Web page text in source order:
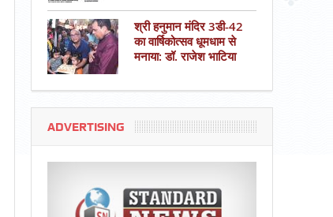
श्री हनुमान मंदिर 3डी-42
का वार्षिकोत्सव धूमधाम से
मनाया: डॉ. राजेश भाटिया
ADVERTISING